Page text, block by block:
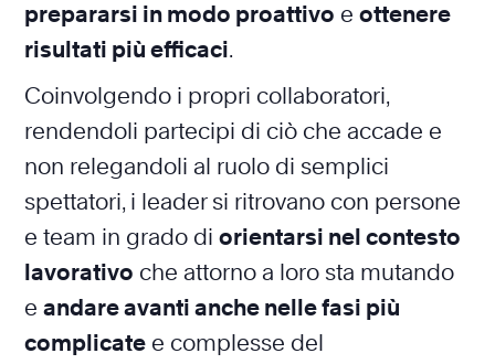
prepararsi in modo proattivo e ottenere
risultati più efficaci.
Coinvolgendo i propri collaboratori,
rendendoli partecipi di ciò che accade e
non relegandoli al ruolo di semplici
spettatori, i leader si ritrovano con persone
e team in grado di orientarsi nel contesto
lavorativo che attorno a loro sta mutando
e andare avanti anche nelle fasi più
complicate e complesse del